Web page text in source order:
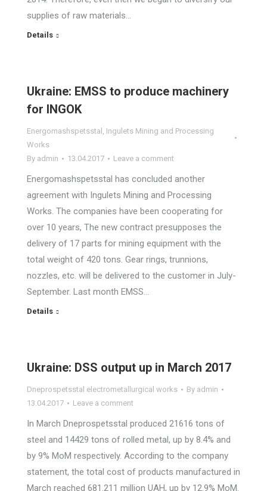
supplies of raw materials…
Details
Ukraine: EMSS to produce machinery
for INGOK
Energomashspetsstal , Ingulets Mining and Processing
Works
By admin 13.04.2017 Leave a comment
Energomashspetsstal has concluded another
agreement with Ingulets Mining and Processing
Works. The companies have been cooperating for
over 10 years, The new contract presupposes the
delivery of 17 parts for mining equipment with the
total weight of 420 tons. Gear rings, trunnions,
nozzles, etc. will be delivered to the customer in July-
September. Last month EMSS…
Details
Ukraine: DSS output up in March 2017
Dneprospetsstal electrometallurgical works By admin
13.04.2017
Leave a comment
In March Dneprospetsstal produced 21616 tons of
steel and 14429 tons of rolled metal, up by 8.4% and
by 9% MoM respectively. According to the company
statement, the total cost of products manufactured in
March reached 681.211 million UAH, up by 12.9% MoM.